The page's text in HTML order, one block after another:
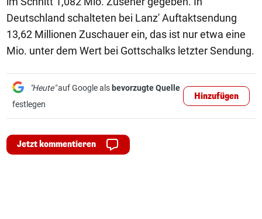
Deutschland schalteten bei Lanz' Auftaktsendung
13,62 Millionen Zuschauer ein, das ist nur etwa eine
Mio. unter dem Wert bei Gottschalks letzter Sendung.
"Heute"auf Google als bevorzugte Quelle
festlegen
Hinzufügen
Jetzt kommentieren